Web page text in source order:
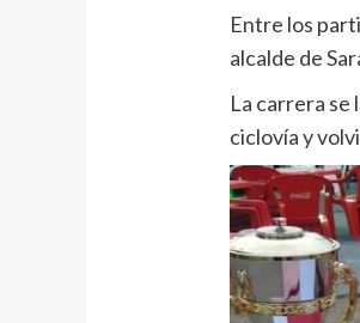
Entre los
alcalde de
La carrera
ciclovía y